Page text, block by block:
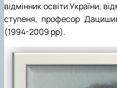
відмінник освіти України,
ступеня, професор
(1994-2009 рр).